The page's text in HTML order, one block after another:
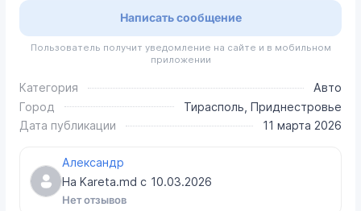
Написать сообщение
Пользователь получит уведомление на сайте и в мобильном
приложении
Категория
Авто
Город
Тирасполь, Приднестровье
Дата публикации
11 марта 2026
Александр
На Kareta.md с 10.03.2026
Нет отзывов